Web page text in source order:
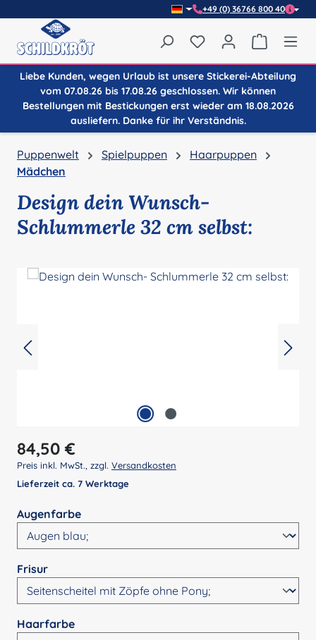
+49 (0) 36766 800 40
Du hast 0 Produkte
Liebe Kunden, wegen Urlaub ist unsere Stickerei-Abteilung
vom 07.08.26 bis 17.08.26 geschlossen. Wir können
Bestellungen mit Bestickungen erst wieder am 18.08.2026
ausliefern. Danke für ihr Verständnis.
Puppenwelt Spielpuppen
Haarpuppen
Mädchen
Design dein Wunsch-
Schlummerle 32 cm selbst:
Regulärer Preis:
84,50 €
Preis inkl. MwSt., zzgl. Versandkosten
Lieferzeit ca. 7 Werktage
Augenfarbeauswählen
Frisurauswählen
Haarfarbeauswählen